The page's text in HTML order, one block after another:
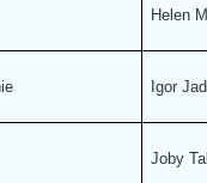
Helen
Igor
Joby